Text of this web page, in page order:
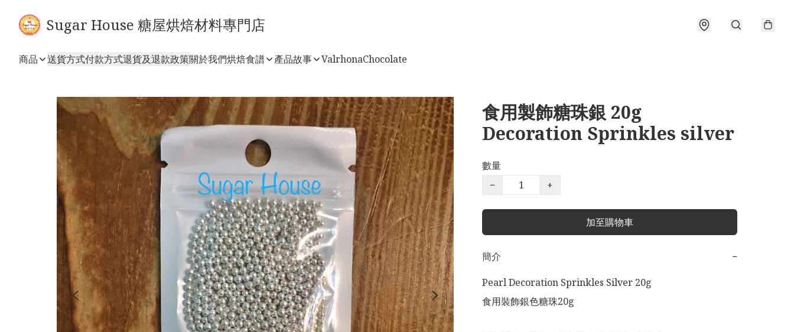
Sugar House 糖屋烘焙材料專門店
商品 送貨方式付款方式退貨及退款政策關於我們烘焙食譜 產品故事 ValrhonaChocolate
食用製飾糖珠銀 20g
Decoration Sprinkles silver
數量
−
+
加至購物車
簡介
−
Pearl Decoration Sprinkles Silver 20g
食用裝飾銀色糖珠20g